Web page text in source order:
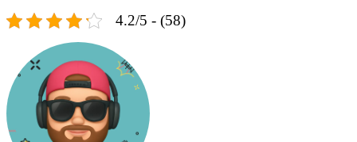
4.2/5 - (58)